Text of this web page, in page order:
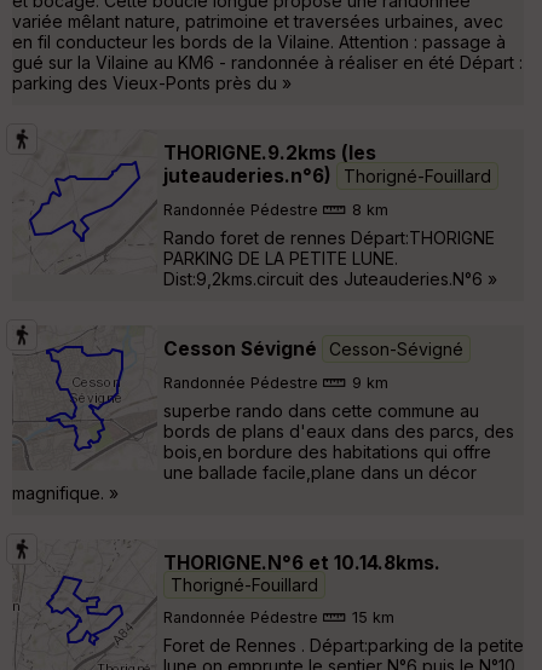
variée mêlant nature, patrimoine et traversées urbaines, avec
en fil conducteur les bords de la Vilaine. Attention : passage à
gué sur la Vilaine au KM6 - randonnée à réaliser en été Départ :
parking des Vieux-Ponts près du »
THORIGNE.9.2kms (les
juteauderies.n°6)
Thorigné-Fouillard
Randonnée Pédestre 8 km
Rando foret de rennes Départ:THORIGNE
PARKING DE LA PETITE LUNE.
Dist:9,2kms.circuit des Juteauderies.N°6 »
Cesson Sévigné Cesson-Sévigné
Randonnée Pédestre 9 km
superbe rando dans cette commune au
bords de plans d'eaux dans des parcs, des
bois,en bordure des habitations qui offre
une ballade facile,plane dans un décor
magnifique. »
THORIGNE.N°6 et 10.14.8kms.
Thorigné-Fouillard
Randonnée Pédestre 15 km
Foret de Rennes . Départ:parking de la petite